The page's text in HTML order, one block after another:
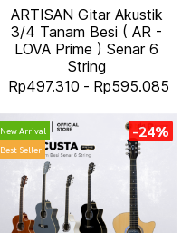
ARTISAN Gitar Akustik
3/4 Tanam Besi ( AR -
LOVA Prime ) Senar 6
String
Rp497.310 - Rp595.085
New Arrival
Best Seller
-24%